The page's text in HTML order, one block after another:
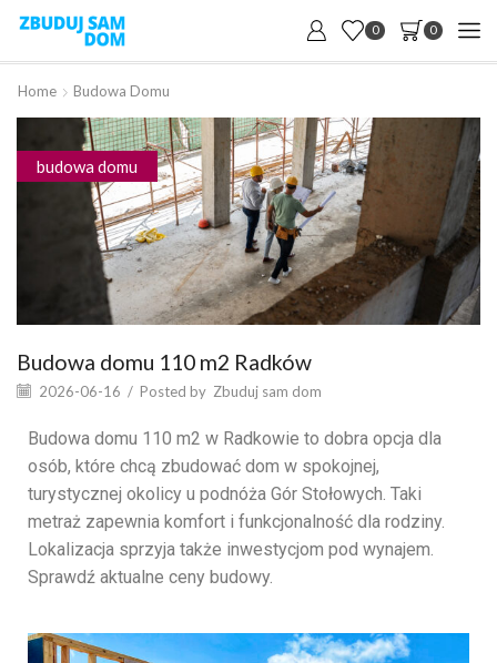
0 0
Home Budowa Domu
budowa domu
Budowa domu 110 m2 Radków
2026-06-16 / Posted by Zbuduj sam dom
Budowa domu 110 m2 w Radkowie to dobra opcja dla
osób, które chcą zbudować dom w spokojnej,
turystycznej okolicy u podnóża Gór Stołowych. Taki
metraż zapewnia komfort i funkcjonalność dla rodziny.
Lokalizacja sprzyja także inwestycjom pod wynajem.
Sprawdź aktualne ceny budowy.